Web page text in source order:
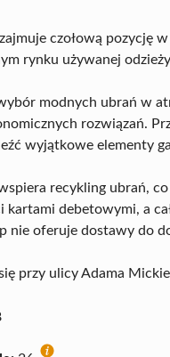
zajmuje czołową pozycję
rynku używanej
modnych ubrań w
rozwiązań.
wyjątkowe elementy
recykling ubrań,
kartami debetowymi, a
nie oferuje dostawy do
przy ulicy Adama